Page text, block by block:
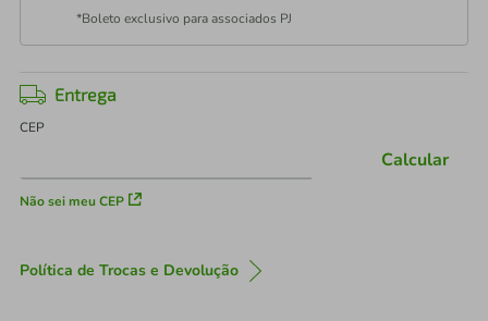
*Boleto exclusivo para associados PJ
Entrega
CEP
Não sei meu CEP
Calcular
Política de Trocas e Devolução